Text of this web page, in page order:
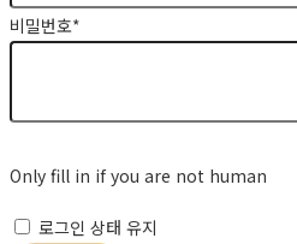
비밀번호*
Only fill in if you are not human
로그인 상태 유지